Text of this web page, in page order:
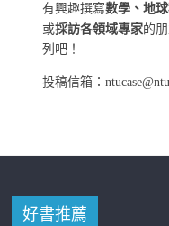
有興趣撰寫數學、地
或採訪各領域專家的
列吧！
投稿信箱：
好書推薦